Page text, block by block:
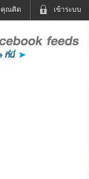
เข้าระบบ
คุณคิด
ทยุออนไลน์